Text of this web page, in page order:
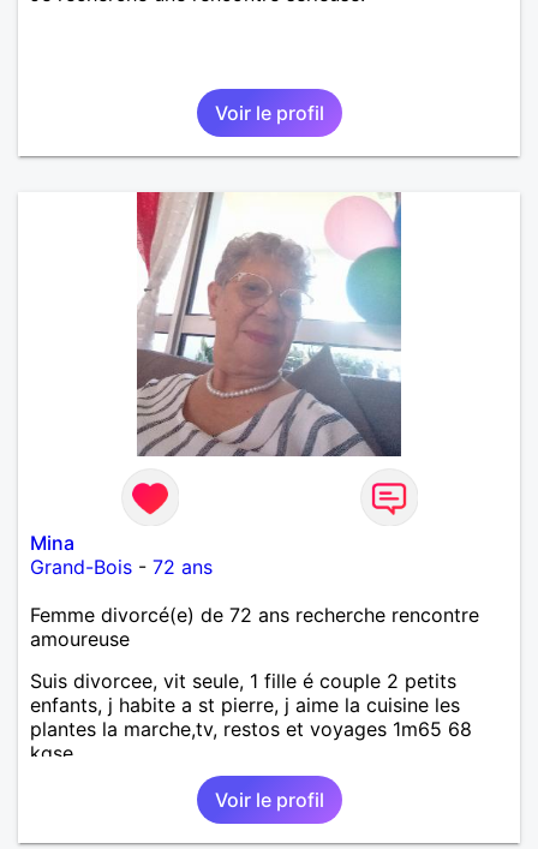
Voir le profil
Mina
Grand-Bois - 72 ans
Femme divorcé(e) de 72 ans recherche rencontre
amoureuse
Suis divorcee, vit seule, 1 fille é couple 2 petits
enfants, j habite a st pierre, j aime la cuisine les
plantes la marche,tv, restos et voyages 1m65 68
kgse
Voir le profil